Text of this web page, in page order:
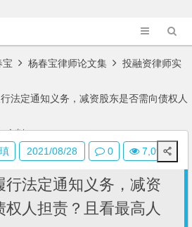
宝 杨春宝律师论文集 投融资律师实
法定通知义务，减资股东是否需向债权人
么判
行法定通知义务，减资
权人担责？且看最高人
2021/08/28 0 7,095